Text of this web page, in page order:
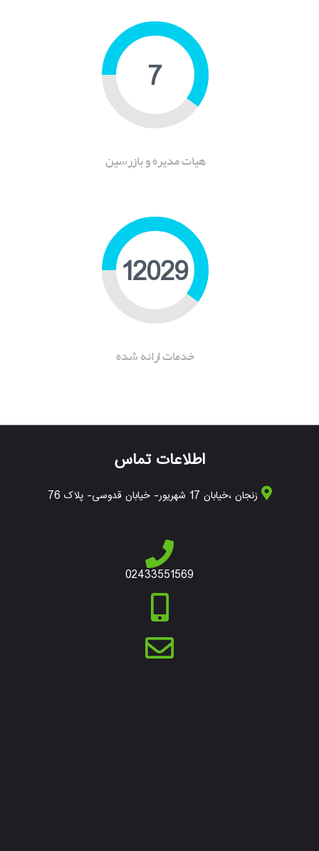
9
هیات مدیره و بازرسین
15484
خدمات ارانه شده
اطلاعات تماس
زنجان ،خیابان 17 شهریور- خیابان قدوسی- پلاک 76
02433551569